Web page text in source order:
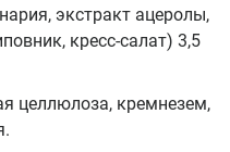
экстракт ацеролы,
кресс-салат) 3,5
целлюлоза, кремнезем,